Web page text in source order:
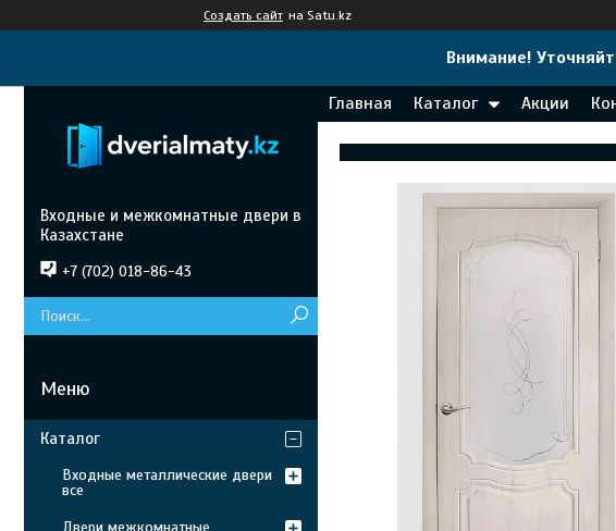
Создать сайт на Satu.kz
Внимание!
Главная Каталог Акции
Входные и межкомнатные двери в
Казахстане
+7 (702) 018-86-43
Каталог
Входные металлические двери
все
Двери межкомнатные